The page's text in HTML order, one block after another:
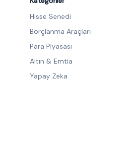
Hisse Senedi
Borçlanma Araçları
Para Piyasası
Altın & Emtia
Yapay Zeka